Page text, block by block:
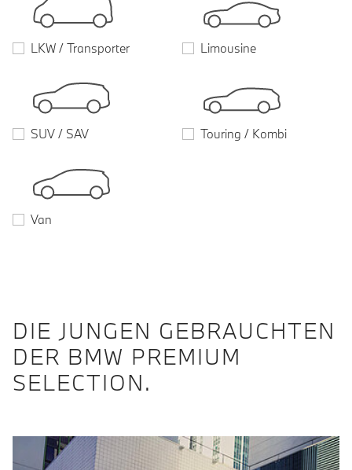
LKW / Transporter Limousine
SUV / SAV Touring / Kombi
Van
DIE JUNGEN GEBRAUCHTEN
DER BMW PREMIUM
SELECTION.